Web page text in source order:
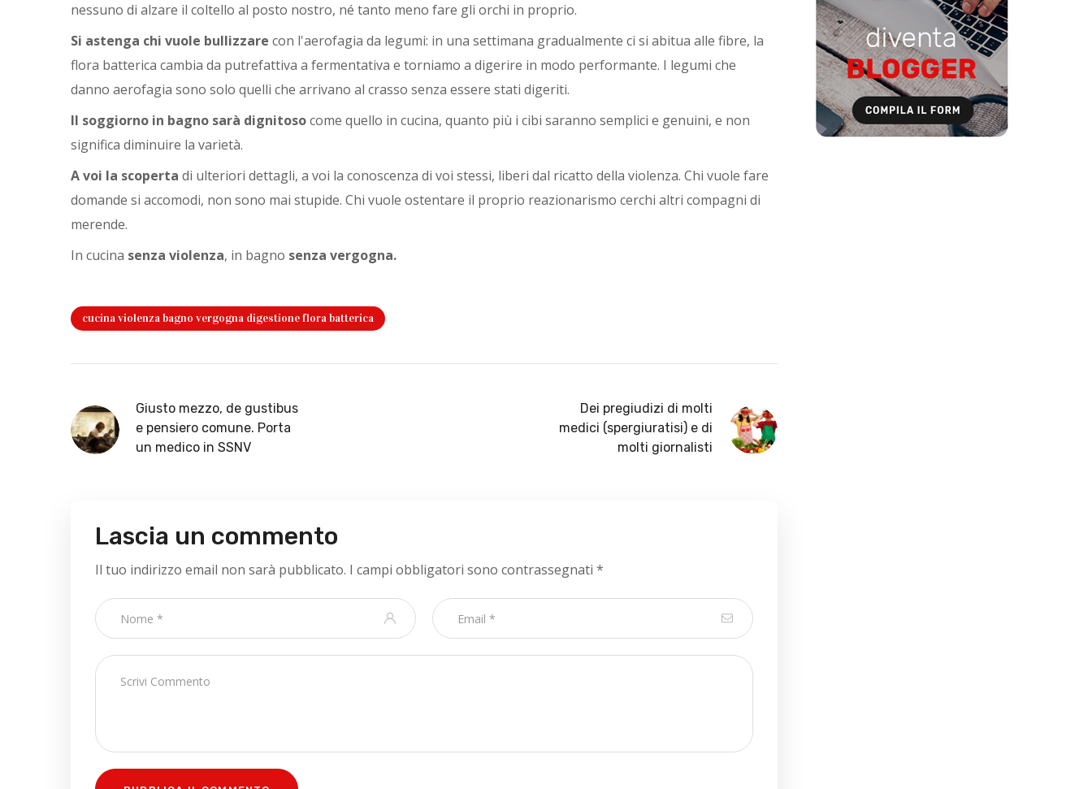
nessuno di alzare il coltello al posto nostro, né tanto meno fare gli orchi in proprio.
Si astenga chi vuole bullizzare con l'aerofagia da legumi: in una settimana gradualmente ci si abitua alle fibre, la
flora batterica cambia da putrefattiva a fermentativa e torniamo a digerire in modo performante. I legumi che
danno aerofagia sono solo quelli che arrivano al crasso senza essere stati digeriti.
Il soggiorno in bagno sarà dignitosocome quello in cucina, quanto più i cibi saranno semplici e genuini, e non
significa diminuire la varietà.
A voi la scoperta di ulteriori dettagli, a voi la conoscenza di voi stessi, liberi dal ricatto della violenza. Chi vuole fare
domande si accomodi, non sono mai stupide. Chi vuole ostentare il proprio reazionarismo cerchi altri compagni di
merende.
In cucina senza violenza, in bagno senza vergogna.
cucina violenza bagno vergogna digestione flora batterica
Giusto mezzo, de gustibus
e pensiero comune. Porta
un medico in SSNV
Dei pregiudizi di molti
medici (spergiuratisi) e di
molti giornalisti
Lascia un commento
Il tuo indirizzo email non sarà pubblicato. I campi obbligatori sono contrassegnati *